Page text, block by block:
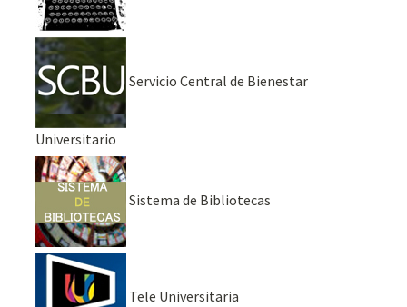
Servicio Central de Bienestar
Universitario
Sistema de Bibliotecas
Tele Universitaria